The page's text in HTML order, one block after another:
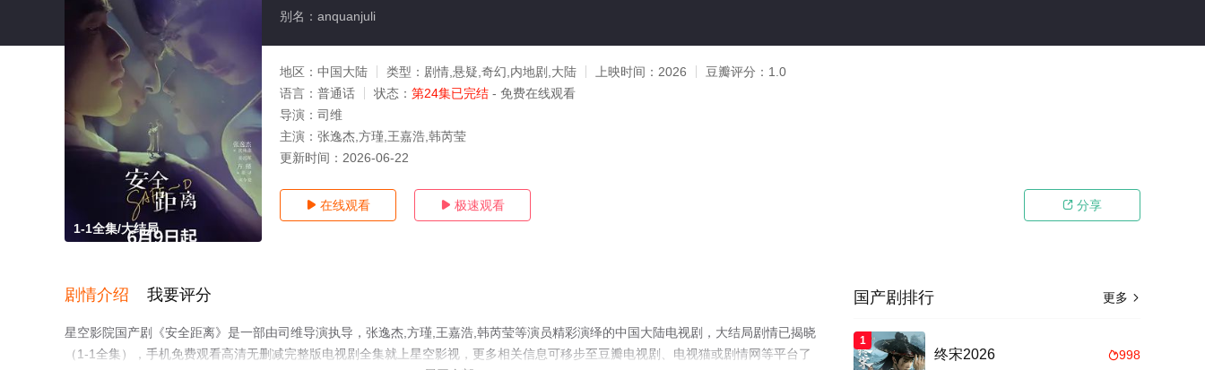
1-1全集/大结局
别名：anquanjuli
地区： 中国大陆 类型： 剧情,悬疑,奇幻,内地剧,大陆 上映时间： 2026 豆瓣评分： 1.0
语言： 普通话 状态： 第24集已完结 - 免费在线观看
导演： 司维
主演： 张逸杰,方瑾,王嘉浩,韩芮莹
更新时间： 2026-06-22
 在线观看  极速观看  分享
剧情介绍 我要评分
星空影院国产剧《安全距离》是一部由司维导演执导，张逸杰,方瑾,王嘉浩,韩芮莹等演员精彩演绎的中国大陆电视剧，大结局剧情已揭晓
（1-1全集），手机免费观看高清无删减完整版电视剧全集就上星空影视，更多相关信息可移步至豆瓣电视剧、电视猫或剧情网等平台了
更多 
国产剧排行
1
998
终宋2026